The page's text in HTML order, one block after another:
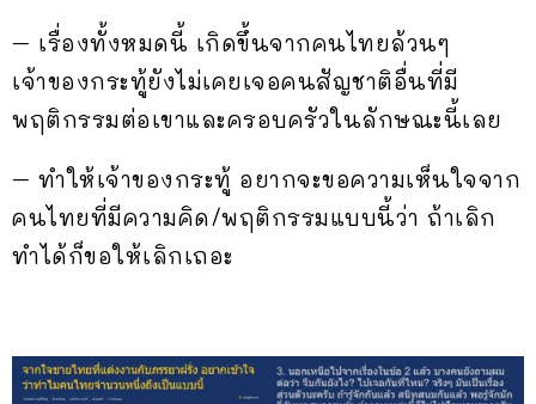
– เรื่องทั้งหมดนี้ เกิดขึ้นจากคนไทยล้วนๆ
เจ้าของกระทู้ยังไม่เคยเจอคนสัญชาติอื่นที่มี
พฤติกรรมต่อเขาและครอบครัวในลักษณะนี้เลย
– ทำให้เจ้าของกระทู้ อยากจะขอความเห็นใจจาก
คนไทยที่มีความคิด/พฤติกรรมแบบนี้ว่า ถ้าเลิก
ทำได้ก็ขอให้เลิกเถอะ